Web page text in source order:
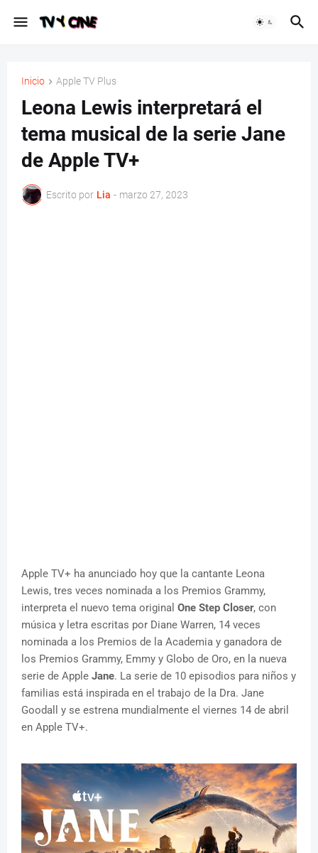
Inicio Apple TV Plus
Leona Lewis interpretará el
tema musical de la serie Jane
de Apple TV+
Escrito por Lia - marzo 27, 2023
Apple TV+ ha anunciado hoy que la cantante Leona
Lewis, tres veces nominada a los Premios Grammy,
interpreta el nuevo tema original One Step Closer, con
música y letra escritas por Diane Warren, 14 veces
nominada a los Premios de la Academia y ganadora de
los Premios Grammy, Emmy y Globo de Oro, en la nueva
serie de Apple Jane. La serie de 10 episodios para niños y
familias está inspirada en el trabajo de la Dra. Jane
Goodall y se estrena mundialmente el viernes 14 de abril
en Apple TV+.